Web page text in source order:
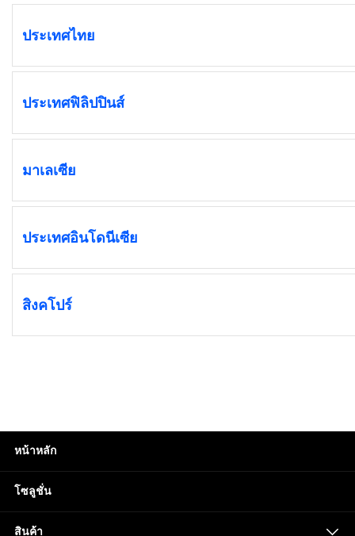
ประเทศไทย
ประเทศฟิลิปปินส์
มาเลเซีย
ประเทศอินโดนีเซีย
สิงคโปร์
หน้าหลัก
โซลูชั่น
สินค้า